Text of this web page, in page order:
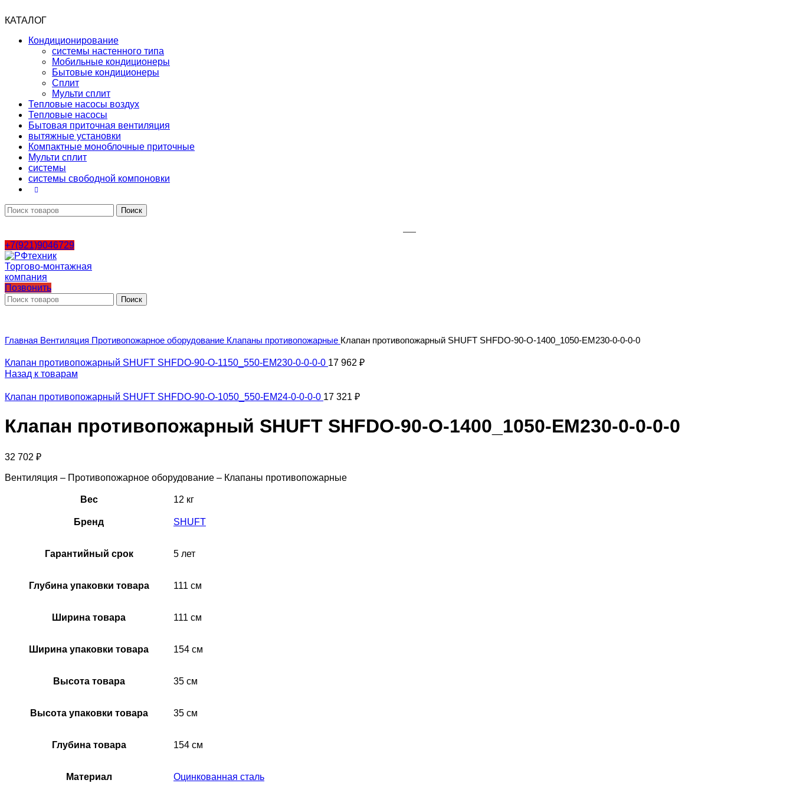
КАТАЛОГ
Кондиционирование
системы настенного типа
Мобильные кондиционеры
Бытовые кондиционеры
Сплит
Мульти сплит
Тепловые насосы воздух
Тепловые насосы
Бытовая приточная вентиляция
вытяжные установки
Компактные моноблочные приточные
Мульти сплит
системы
системы свободной компоновки
Поиск
+7(921)9046729
Позвонить
Поиск
Главная Вентиляция Противопожарное оборудование Клапаны противопожарные Клапан противопожарный SHUFT SHFDO-90-O-1400_1050-EM230-0-0-0-0
Клапан противопожарный SHUFT SHFDO-90-O-1150_550-EM230-0-0-0-0 17 962 ₽
Назад к товарам
Клапан противопожарный SHUFT SHFDO-90-O-1050_550-EM24-0-0-0-0 17 321 ₽
Клапан противопожарный SHUFT SHFDO-90-O-1400_1050-EM230-0-0-0-0
32 702 ₽
Вентиляция – Противопожарное оборудование – Клапаны противопожарные
Вес 12 кг
Бренд SHUFT
Гарантийный срок 5 лет
Глубина упаковки товара 111 см
Ширина товара 111 см
Ширина упаковки товара 154 см
Высота товара 35 см
Высота упаковки товара 35 см
Глубина товара 154 см
Материал Оцинкованная сталь